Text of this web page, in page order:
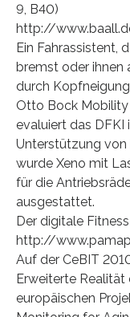
9, B40)
http://
Ein Fahrassistent,
bremst oder ihnen
durch
Otto Bock
evaluiert das
Unterstützung von
wurde Xeno mit
für die
ausgestattet.
Der digitale
http://
Auf der CeBIT
Erweiterte Realität
europäischen